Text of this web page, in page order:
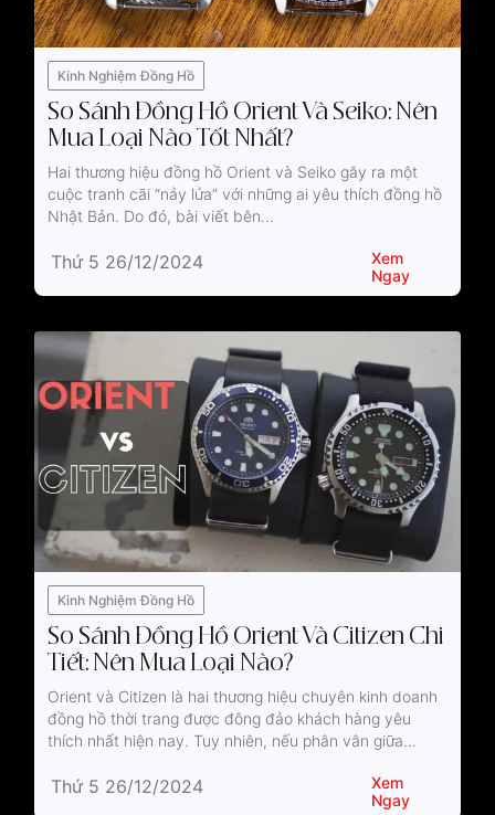
Kinh Nghiệm Đồng Hồ
So Sánh Đồng Hồ Orient Và Seiko: Nên
Mua Loại Nào Tốt Nhất?
Hai thương hiệu đồng hồ Orient và Seiko gây ra một
cuộc tranh cãi “nảy lửa” với những ai yêu thích đồng hồ
Nhật Bản. Do đó, bài viết bên...
Thứ 5 26/12/2024
Xem
Ngay
Kinh Nghiệm Đồng Hồ
So Sánh Đồng Hồ Orient Và Citizen Chi
Tiết: Nên Mua Loại Nào?
Orient và Citizen là hai thương hiệu chuyên kinh doanh
đồng hồ thời trang được đông đảo khách hàng yêu
thích nhất hiện nay. Tuy nhiên, nếu phân vân giữa...
Thứ 5 26/12/2024
Xem
Ngay